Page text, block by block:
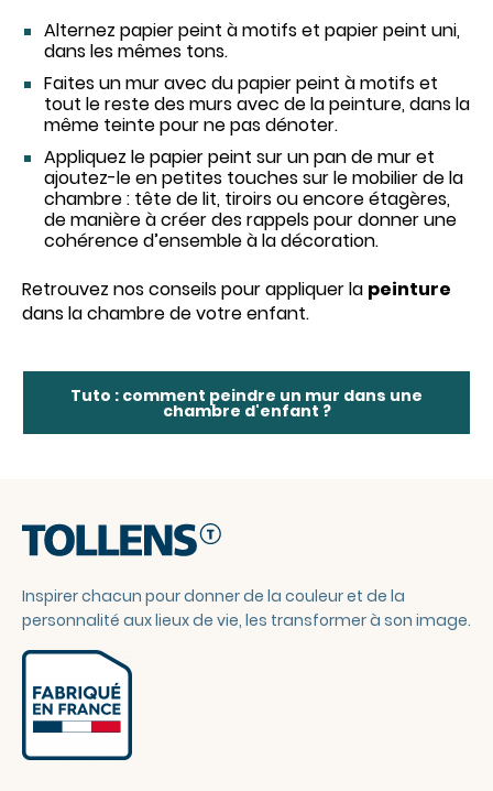
Alternez papier peint à motifs et papier peint uni,
dans les mêmes tons.
Faites un mur avec du papier peint à motifs et
tout le reste des murs avec de la peinture, dans la
même teinte pour ne pas dénoter.
Appliquez le papier peint sur un pan de mur et
ajoutez-le en petites touches sur le mobilier de la
chambre : tête de lit, tiroirs ou encore étagères,
de manière à créer des rappels pour donner une
cohérence d’ensemble à la décoration.
Retrouvez nos conseils pour appliquer la peinture
dans la chambre de votre enfant.
Tuto : comment peindre un mur dans une
chambre d'enfant ?
Inspirer chacun pour donner de la couleur et de la
personnalité aux lieux de vie, les transformer à son image.